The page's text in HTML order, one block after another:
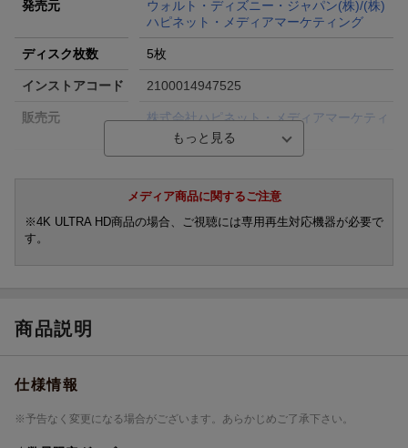
進呈
発売元
ウォルト・ディズニー・ジャパン(株)/(株)
ハピネット・メディアマーケティング
ディスク枚数 5枚
インストアコード 2100014947525
販売元
株式会社ハピネット・メディアマーケティ
メディア商品に関するご注意
※4K ULTRA HD商品の場合、ご視聴には専用再生対応機器が必要で
す。
商品説明
仕様情報
※予告なく変更になる場合がございます。あらかじめご了承下さい。